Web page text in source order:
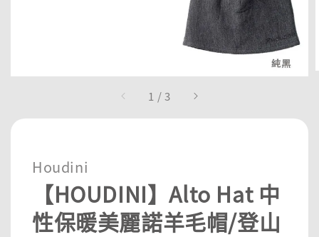
1 /3
Houdini
【HOUDINI】Alto Hat 中
性保暖美麗諾羊毛帽/登山